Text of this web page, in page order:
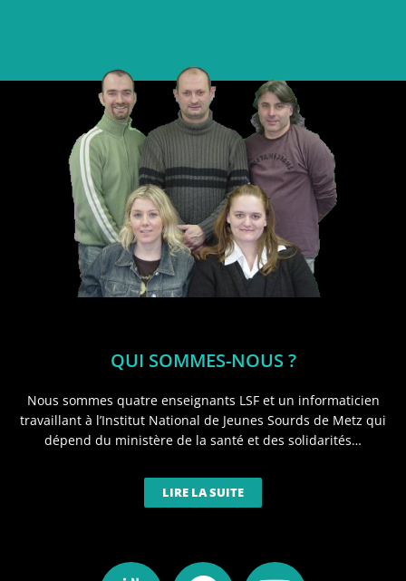
QUI SOMMES-NOUS ?
Nous sommes quatre enseignants LSF et un informaticien
travaillant à l’Institut National de Jeunes Sourds de Metz qui
dépend du ministère de la santé et des solidarités…
LIRE LA SUITE